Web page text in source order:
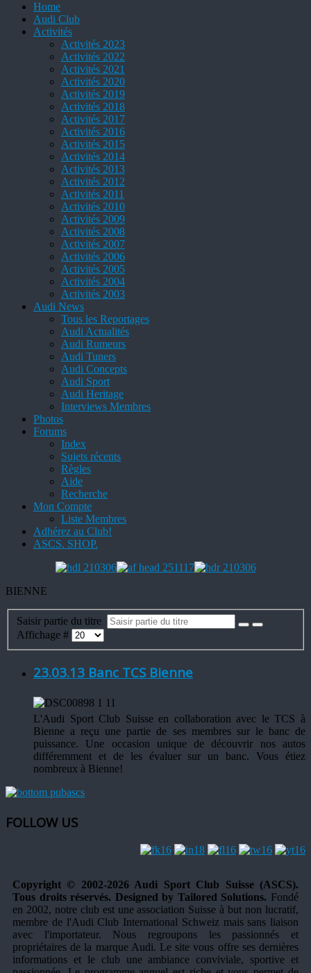
Home
Audi Club
Activités
Activités 2023
Activités 2022
Activités 2021
Activités 2020
Activités 2019
Activités 2018
Activités 2017
Activités 2016
Activités 2015
Activités 2014
Activités 2013
Activités 2012
Activités 2011
Activités 2010
Activités 2009
Activités 2008
Activités 2007
Activités 2006
Activités 2005
Activités 2004
Activités 2003
Audi News
Tous les Reportages
Audi Actualités
Audi Rumeurs
Audi Tuners
Audi Concepts
Audi Sport
Audi Heritage
Interviews Membres
Photos
Forums
Index
Sujets récents
Règles
Aide
Recherche
Mon Compte
Liste Membres
Adhérez au Club!
ASCS. SHOP.
BIENNE
Saisir partie du titre
Affichage #
23.03.13 Banc TCS Bienne
L'Audi Sport Club Suisse en collaboration avec le TCS à
Bienne a reçu une partie de ses membres sur le banc de
puissance. Une occasion unique de découvrir nos autos
différemment et de les évaluer sur un banc. Vous étiez
nombreux à Bienne!
FOLLOW US
Copyright © 2002-2026 Audi Sport Club Suisse (ASCS).
Tous droits réservés. Designed by Tailored Solutions. Fondé
en 2002, notre club est une association Suisse à but non lucratif,
membre de l'Audi Club International Schweiz mais sans liaison
avec l'importateur. Nous regroupons les passionnés et
propriétaires de la marque Audi. Le site vous offre ses dernières
informations et le club une ambiance conviviale, sportive et